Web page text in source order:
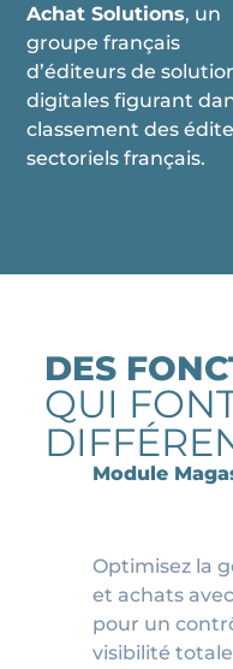
Achat Solutions, un
groupe français
d’éditeurs de
digitales figurant
classement des
sectoriels français.
DES
QUI
Module
Optimisez la
et achats
pour un
visibilité